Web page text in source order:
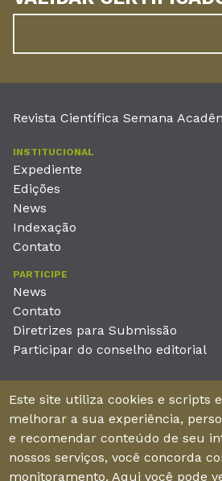
Revista Científica Semana
INSTITUCIONAL
Expediente
Edições
News
Indexação
Contato
PARTICIPE
News
Contato
Diretrizes para Submissão
Participar do conselho editorial
Unieducar Inteligência Educacional
CNPJ: 05.569.970/0001-26
Av. Desembargador Moreira, No. 2001
Aldeota
Este site utiliza cookies e scripts
melhorar a sua experiência,
e recomendar conteúdo de seu
nossos serviços, você concorda
monitoramento. Aqui você pode